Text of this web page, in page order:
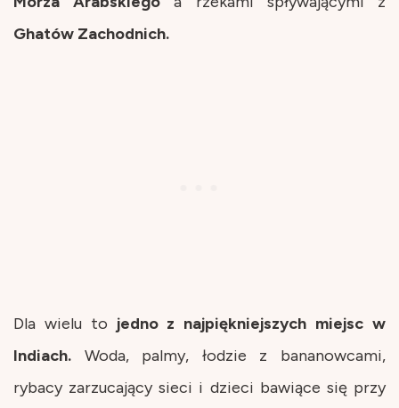
Ghatów Zachodnich.
Dla wielu to jedno z najpiękniejszych miejsc w
Indiach. Woda, palmy, łodzie z bananowcami,
rybacy zarzucający sieci i dzieci bawiące się przy